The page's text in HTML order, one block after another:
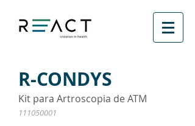
R-CONDYS
Kit para Artroscopia de ATM
111050001